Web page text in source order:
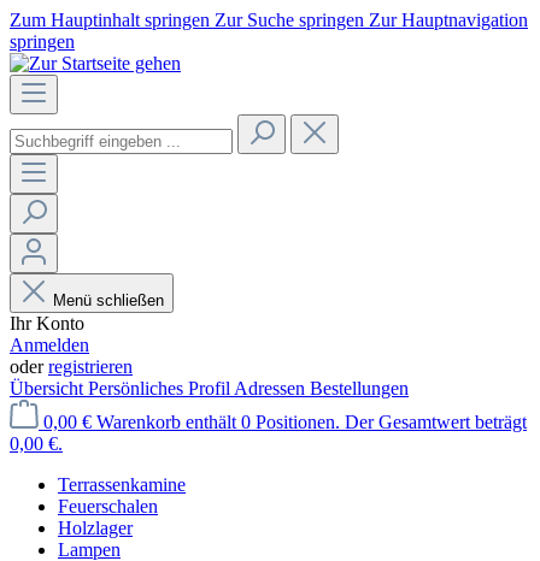
Zum Hauptinhalt springen Zur Suche springen Zur Hauptnavigation
springen
Menü schließen
Ihr Konto
Anmelden
oderregistrieren
Übersicht Persönliches Profil Adressen Bestellungen
0,00 € Warenkorb enthält 0 Positionen. Der Gesamtwert beträgt
0,00 €.
Terrassenkamine
Feuerschalen
Holzlager
Lampen